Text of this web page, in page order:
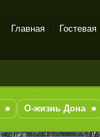
Главная Гостевая
О-жизнь Дона